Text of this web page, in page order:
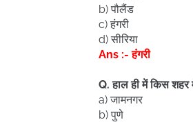
b) पौलैंड
c) हंगरी
d) सीरिया
Ans :- हंगरी
Q. हाल ही में किस शहर
a) जामनगर
b) पुणे